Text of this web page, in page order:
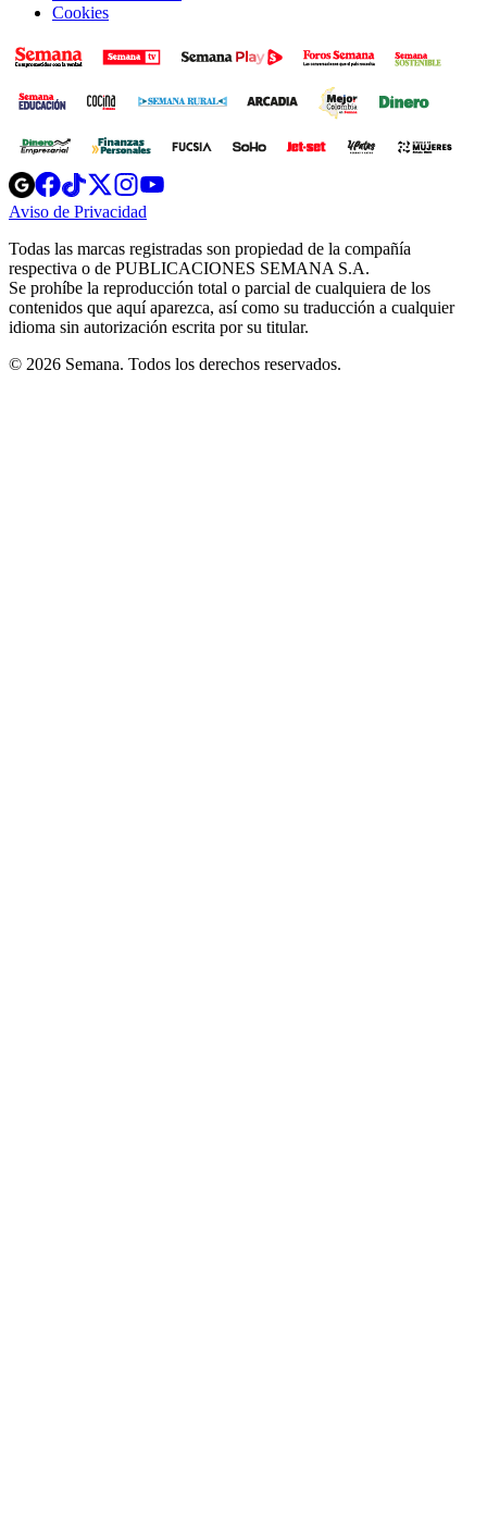
Cookies
Opens
in
new
Opens
in
new
Opens
in
new
window
Opens
new
windowwindow
Aviso de Privacidad
new
window
Todas las marcas registradas son propiedad de la compañía
respectiva o de PUBLICACIONES SEMANA S.A.
Se prohíbe la reproducción total o parcial de cualquiera de los
contenidos que aquí aparezca, así como su traducción a cualquier
idioma sin autorización escrita por su titular.
© 2026 Semana. Todos los derechos reservados.